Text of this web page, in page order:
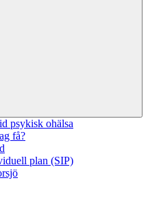
psykisk ohälsa
få?
plan (SIP)